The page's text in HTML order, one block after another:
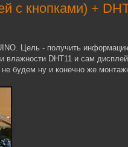
с кнопками) +
Цель - получить
влажности DHT11 и сам
не будем ну и конечно же